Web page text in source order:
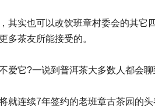
其实也可以改饮班章村委会的其它
多茶友所能接受的。
爱它?一说到普洱茶大多数人都会
就连续7年签约的老班章古茶园的